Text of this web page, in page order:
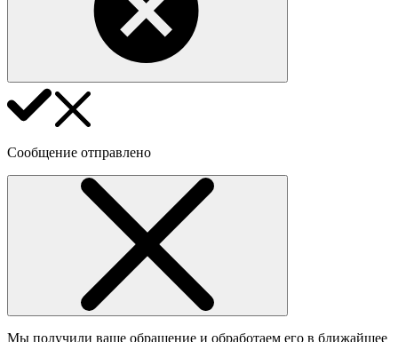
Сообщение отправлено
Мы получили ваше обращение и обработаем его в ближайшее